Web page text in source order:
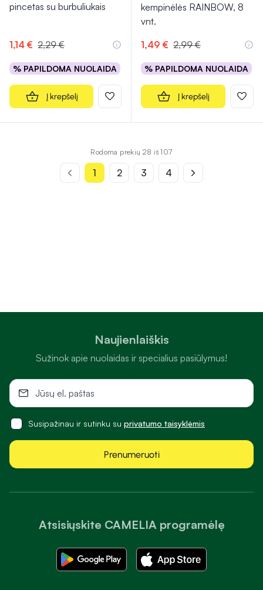
pincetas su burbuliukais
1,14 € 2,29 €
% PAPILDOMA NUOLAIDA
Į krepšelį
kempinėlės RAINBOW, 8
vnt.
1,49 € 2,99 €
% PAPILDOMA NUOLAIDA
Į krepšelį
Rodoma prekių 28 iš 107
1 2 3 4
Atsisiųskite CAMELIA programėlę
Naujienlaiškis
Sužinok apie nuolaidas ir specialius pasiūlymus!
Susipažinau ir sutinku su privatumo taisyklėmis
Prenumeruoti